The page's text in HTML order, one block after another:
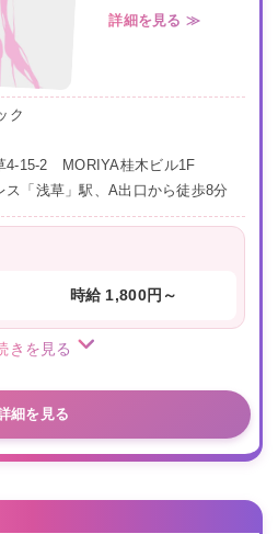
詳細を見る ≫
ク
4-15-2 MORIYA桂木ビル1F
ス「浅草」駅、A出口から徒歩8分
時給 1,800円～
きを見る
細を見る